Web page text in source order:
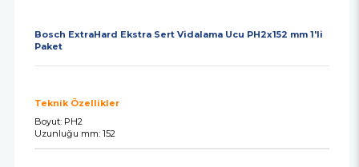
Bosch ExtraHard Ekstra Sert Vidalama Ucu PH2x152 mm 1'li
Paket
Teknik Özellikler
Boyut: PH2
Uzunluğu mm: 152